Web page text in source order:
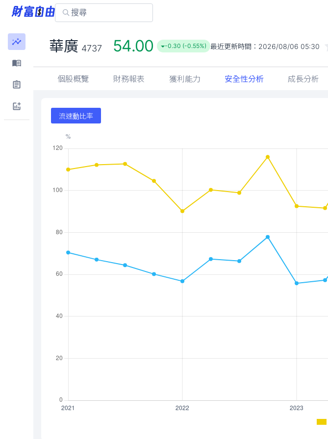
華廣 4737 54.00 -0.30 (-0.55%) 最近更新時間： 2026/08/06 05:30
個股概覽 財務報表 獲利能力 安全性分析 成長分析
流速動比率